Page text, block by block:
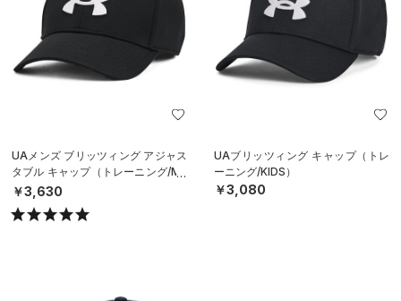
UAメンズ ブリッツィング アジャス
タブル キャップ（トレーニング/ME
N）
￥3,630
UAブリッツィング キャップ（トレ
ーニング/KIDS）
￥3,080